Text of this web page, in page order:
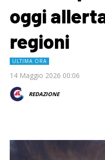
oggi
regioni
ULTIMA ORA
14 Maggio 2026 00:06
REDAZIONE